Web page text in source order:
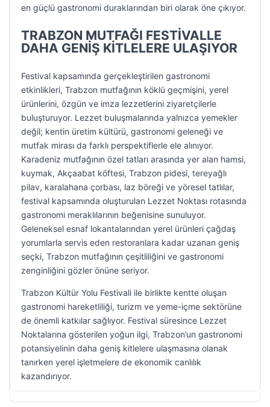
en güçlü gastronomi duraklarından biri olarak öne çıkıyor.
TRABZON MUTFAĞI FESTİVALLE
DAHA GENİŞ KİTLELERE ULAŞIYOR
Festival kapsamında gerçekleştirilen gastronomi
etkinlikleri, Trabzon mutfağının köklü geçmişini, yerel
ürünlerini, özgün ve imza lezzetlerini ziyaretçilerle
buluşturuyor. Lezzet buluşmalarında yalnızca yemekler
değil; kentin üretim kültürü, gastronomi geleneği ve
mutfak mirası da farklı perspektiflerle ele alınıyor.
Karadeniz mutfağının özel tatları arasında yer alan hamsi,
kuymak, Akçaabat köftesi, Trabzon pidesi, tereyağlı
pilav, karalahana çorbası, laz böreği ve yöresel tatlılar,
festival kapsamında oluşturulan Lezzet Noktası rotasında
gastronomi meraklılarının beğenisine sunuluyor.
Geleneksel esnaf lokantalarından yerel ürünleri çağdaş
yorumlarla servis eden restoranlara kadar uzanan geniş
seçki, Trabzon mutfağının çeşitliliğini ve gastronomi
zenginliğini gözler önüne seriyor.
Trabzon Kültür Yolu Festivali ile birlikte kentte oluşan
gastronomi hareketliliği, turizm ve yeme-içme sektörüne
de önemli katkılar sağlıyor. Festival süresince Lezzet
Noktalarına gösterilen yoğun ilgi, Trabzon’un gastronomi
potansiyelinin daha geniş kitlelere ulaşmasına olanak
tanırken yerel işletmelere de ekonomik canlılık
kazandırıyor.